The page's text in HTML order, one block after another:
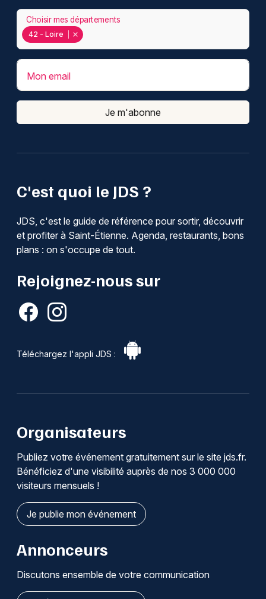
C'est quoi le JDS ?
JDS, c'est le guide de référence pour sortir, découvrir
et profiter à Saint-Étienne. Agenda, restaurants, bons
plans : on s'occupe de tout.
Rejoignez-nous sur
Téléchargez l'appli JDS :
42 - Loire
Choisir mes départements
Mon email
Je m'abonne
Organisateurs
Publiez votre événement gratuitement sur le site jds.fr.
Bénéficiez d'une visibilité auprès de nos 3 000 000
visiteurs mensuels !
Je publie mon événement
Annonceurs
Discutons ensemble de votre communication